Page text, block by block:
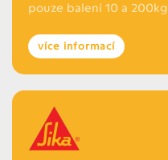
pouze balení 10 a 200kg
více informací